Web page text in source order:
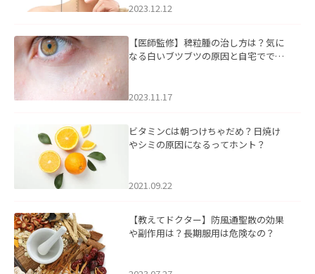
2023.12.12
【医師監修】稗粒腫の治し方は？気に
なる白いブツブツの原因と自宅ででき
2023.11.17
ビタミンCは朝つけちゃだめ？日焼け
やシミの原因になるってホント？
2021.09.22
【教えてドクター】防風通聖散の効果
や副作用は？長期服用は危険なの？